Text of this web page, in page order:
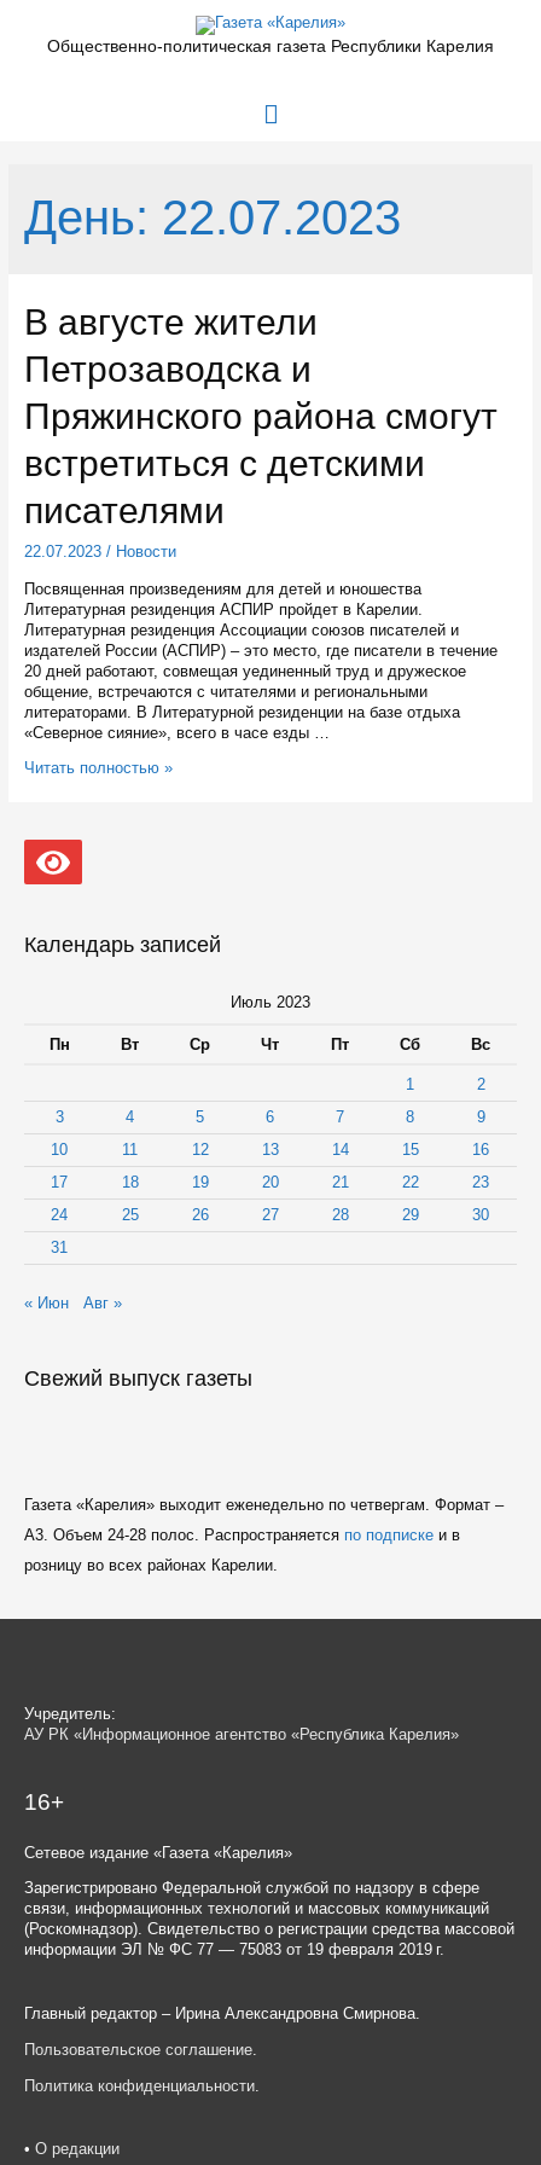
содержимомуОбщественно-политическая газета Республики Карелия
Главное
День: 22.07.2023
В августе жители
Петрозаводска и
Пряжинского района смогут
встретиться с детскими
писателями
22.07.2023/ Новости
Посвященная произведениям для детей и юношества
Литературная резиденция АСПИР пройдет в Карелии.
Литературная резиденция Ассоциации союзов писателей и
издателей России (АСПИР) – это место, где писатели в течение
20 дней работают, совмещая уединенный труд и дружеское
общение, встречаются с читателями и региональными
литераторами. В Литературной резиденции на базе отдыха
«Северное сияние», всего в часе езды …
В
Пряжинского
района
с
Читать полностью »
Календарь записей
Июль 2023
Пн Вт Ср Чт Пт Сб Вс
1
2
3
4 5 6 7 8
9
10
11 12 13 14 15
16
17
18 19 20 21 22
23
24
25 26 27 28 29
30
31
« Июн Авг »
Свежий выпуск газеты
Газета «Карелия» выходит еженедельно по четвергам. Формат –
A3. Объем 24-28 полос. Распространяется по подпискеи в
розницу во всех районах Карелии.
Учредитель:
АУ РК «Информационное агентство «Республика Карелия»
16+
Сетевое издание «Газета «Карелия»
Зарегистрировано Федеральной службой по надзору в сфере
связи, информационных технологий и массовых коммуникаций
(Роскомнадзор). Свидетельство о регистрации средства массовой
информации ЭЛ № ФС 77 — 75083 от 19 февраля 2019 г.
Главный редактор – Ирина Александровна Смирнова.
Пользовательское соглашение
Политика конфиденциальности
• О редакции